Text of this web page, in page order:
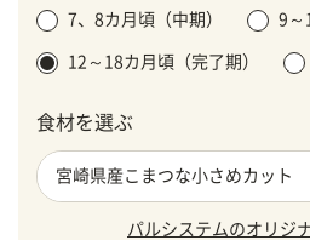
7、8カ月頃（中期） 9～
12～18カ月頃（完了期）
食材を選ぶ
パルシステムのオリジ